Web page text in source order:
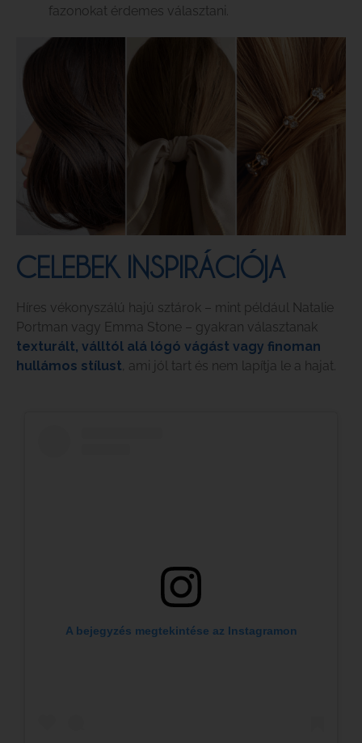
fazonokat érdemes választani.
CELEBEK INSPIRÁCIÓJA
Híres vékonyszálú hajú sztárok – mint például Natalie
Portman vagy Emma Stone – gyakran választanak
texturált, válltól alá lógó vágást vagy finoman
hullámos stílust , ami jól tart és nem lapítja le a hajat.
A bejegyzés megtekintése az Instagramon